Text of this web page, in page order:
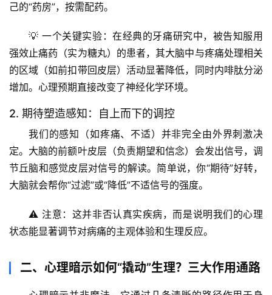
己的“药房”，按需配药。
💡 一个关键实验 ：在经典的牙痛研究中，被告知服用
强效止痛药（实为糖丸）的患者，其大脑中与疼痛处理相关
的区域（如前扣带回皮层）活动显著降低，同时内啡肽分泌
增加。 心理预期直接改变了神经化学环境。
2. 期待塑造感知：自上而下的调控
我们的感知（如疼痛、不适）并非完全由外界刺激决
定。大脑的前额叶皮层 （负责期望和信念）会发出信号，调
节丘脑和感觉皮层对信号的解读。简单说，你“期待”好转，
大脑就会帮你“过滤”或“降低”不适信号的强度。
⚠️ 注意：这并非否认真实疾病，而是说明我们的心理
状态能显著调节对病痛的主观体验和生理反应。
二、心理暗示如何“撬动”生理？三大作用通路